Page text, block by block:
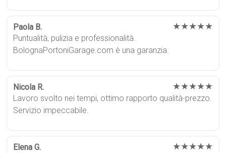
Paola B. ★★★★★
Puntualità, pulizia e professionalità.
BolognaPortoniGarage.com è una garanzia.
Nicola R. ★★★★★
Lavoro svolto nei tempi, ottimo rapporto qualità-prezzo.
Servizio impeccabile.
Elena G. ★★★★★